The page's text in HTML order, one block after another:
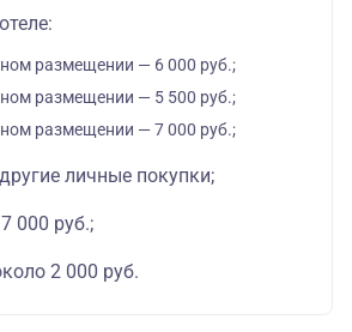
размещении — 6 000 руб.;
размещении — 5 500 руб.;
размещении — 7 000 руб.;
личные покупки;
000 руб.;
2 000 руб.